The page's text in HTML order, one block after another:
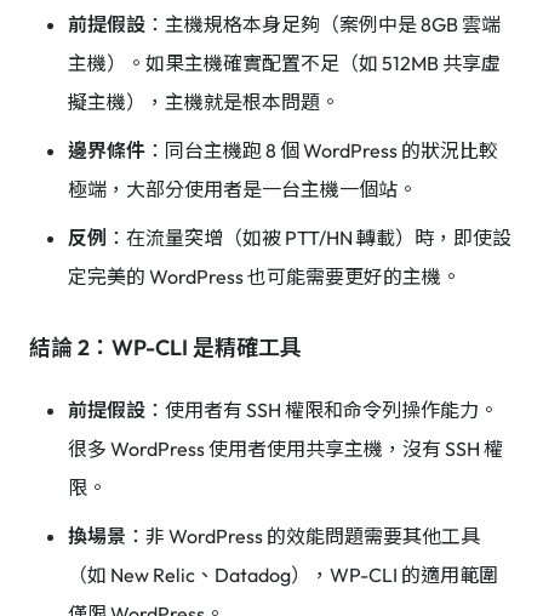
前提假設 ：主機規格本身足夠（案例中是 8GB 雲端
主機）。如果主機確實配置不足（如 512MB 共享虛
擬主機），主機就是根本問題。
邊界條件 ：同台主機跑 8 個 WordPress 的狀況比較
極端，大部分使用者是一台主機一個站。
反例 ：在流量突增（如被 PTT/HN 轉載）時，即使設
定完美的 WordPress 也可能需要更好的主機。
結論 2：WP-CLI 是精確工具
前提假設 ：使用者有 SSH 權限和命令列操作能力。
很多 WordPress 使用者使用共享主機，沒有 SSH 權
限。
換場景 ：非 WordPress 的效能問題需要其他工具
（如 New Relic、Datadog），WP-CLI 的適用範圍